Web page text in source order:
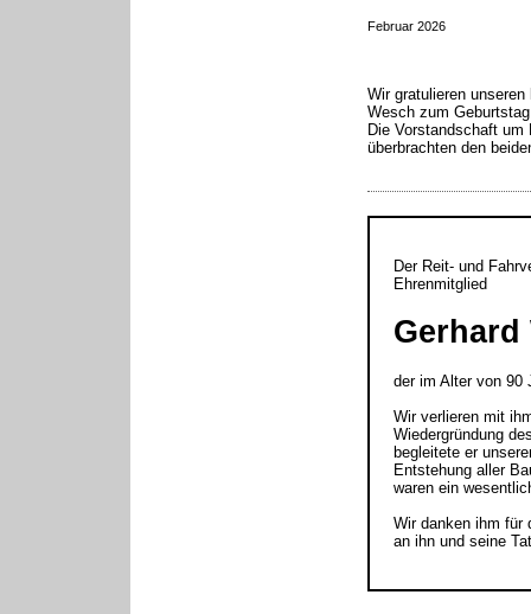
Februar 2026
Wir gratulieren
Wesch zum
Die Vorstandschaft
überbrachten den
Der Reit- und
Ehrenmitglied
Gerhard
der im Alter von 90
Wir verlieren mit
Wiedergründung
begleitete er
Entstehung aller
waren ein
Wir danken ihm für
an ihn und seine